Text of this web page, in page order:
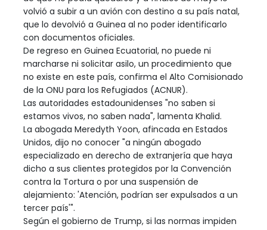
volvió a subir a un avión con destino a su país natal,
que lo devolvió a Guinea al no poder identificarlo
con documentos oficiales.
De regreso en Guinea Ecuatorial, no puede ni
marcharse ni solicitar asilo, un procedimiento que
no existe en este país, confirma el Alto Comisionado
de la ONU para los Refugiados (ACNUR).
Las autoridades estadounidenses "no saben si
estamos vivos, no saben nada", lamenta Khalid.
La abogada Meredyth Yoon, afincada en Estados
Unidos, dijo no conocer "a ningún abogado
especializado en derecho de extranjería que haya
dicho a sus clientes protegidos por la Convención
contra la Tortura o por una suspensión de
alejamiento: 'Atención, podrían ser expulsados a un
tercer país'".
Según el gobierno de Trump, si las normas impiden